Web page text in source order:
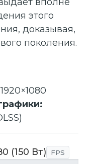
этого
доказывая,
поколения.
1920×1080
(150 Вт) FPS